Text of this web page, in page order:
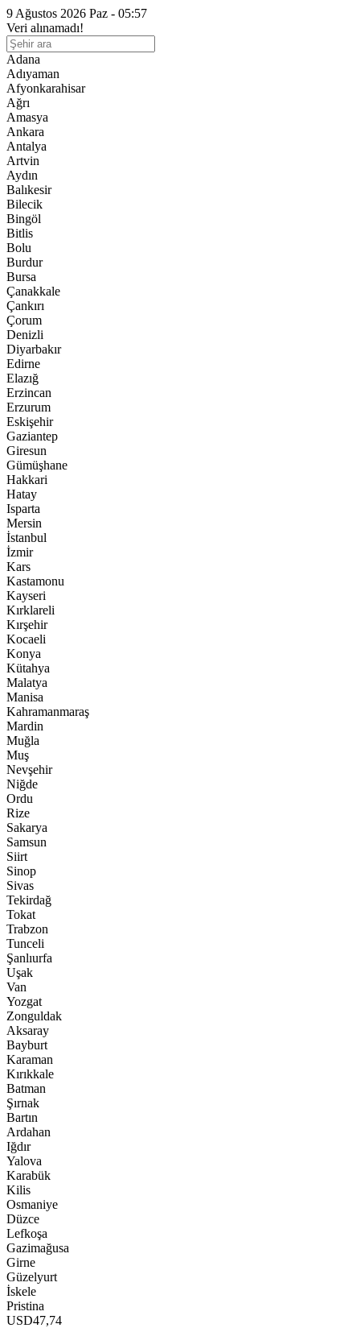
9 Ağustos 2026 Paz - 05:57
Veri alınamadı!
Adana
Adıyaman
Afyonkarahisar
Ağrı
Amasya
Ankara
Antalya
Artvin
Aydın
Balıkesir
Bilecik
Bingöl
Bitlis
Bolu
Burdur
Bursa
Çanakkale
Çankırı
Çorum
Denizli
Diyarbakır
Edirne
Elazığ
Erzincan
Erzurum
Eskişehir
Gaziantep
Giresun
Gümüşhane
Hakkari
Hatay
Isparta
Mersin
İstanbul
İzmir
Kars
Kastamonu
Kayseri
Kırklareli
Kırşehir
Kocaeli
Konya
Kütahya
Malatya
Manisa
Kahramanmaraş
Mardin
Muğla
Muş
Nevşehir
Niğde
Ordu
Rize
Sakarya
Samsun
Siirt
Sinop
Sivas
Tekirdağ
Tokat
Trabzon
Tunceli
Şanlıurfa
Uşak
Van
Yozgat
Zonguldak
Aksaray
Bayburt
Karaman
Kırıkkale
Batman
Şırnak
Bartın
Ardahan
Iğdır
Yalova
Karabük
Kilis
Osmaniye
Düzce
Lefkoşa
Gazimağusa
Girne
Güzelyurt
İskele
Pristina
USD47,74